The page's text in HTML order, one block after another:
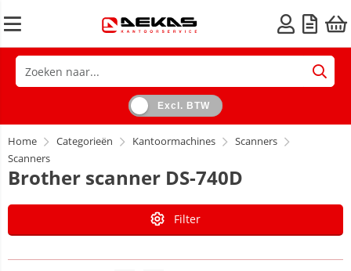
Excl. BTW
Home Categorieën Kantoormachines
Scanners
Scanners
Brother scanner DS-740D
Filter